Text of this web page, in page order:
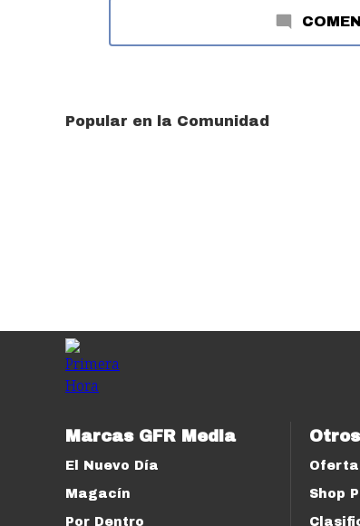
Popular en la Comunidad
Marcas GFR Media
El Nuevo Día
Magacín
Por Dentro
Shop